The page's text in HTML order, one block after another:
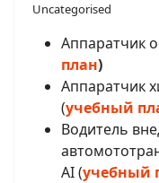
Uncategorised
Аппаратчик
план)
Аппаратчик
(учебный
Водитель
AI (учебный